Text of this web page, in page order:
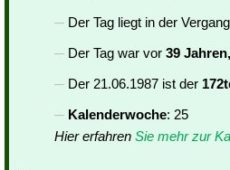
Der Tag liegt in der
Der Tag war vor 39
Der 21.06.1987 ist der
Kalenderwoche: 25
Hier erfahren Sie mehr zur